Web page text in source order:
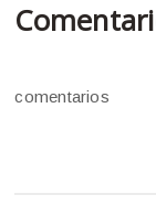
comentarios